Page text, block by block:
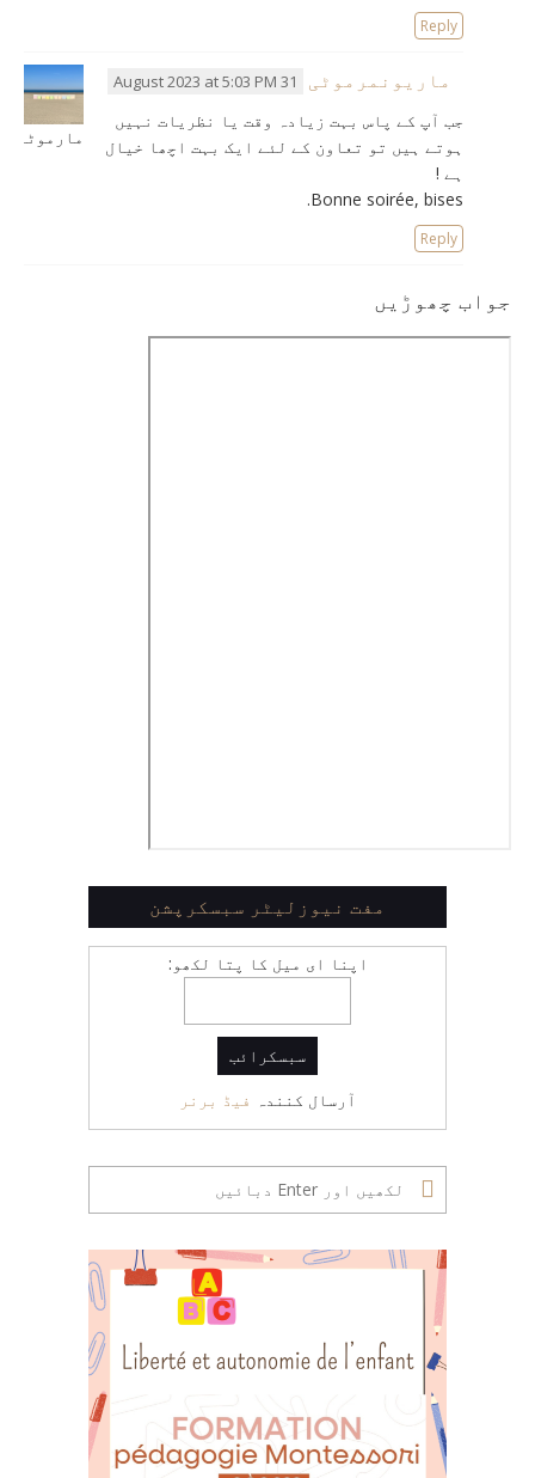
Reply
ماریونمرموٹی 31 August 2023 at 5:03 PM
جب آپ کے پاس بہت زیادہ وقت یا نظریات نہیں
ہوتے ہیں تو تعاون کے لئے ایک بہت اچھا خیال
ہے !
Bonne soirée, bises.
Reply
جواب چھوڑیں
مفت نیوزلیٹر سبسکرپشن
اپنا ای میل کا پتا لکھو:
آرسال کنندہ فیڈ برنر